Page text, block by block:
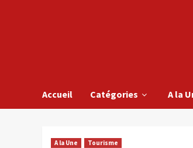
Accueil Catégories A la
A la Une Tourisme